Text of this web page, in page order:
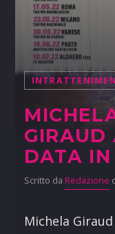
GIRAUD
DATA
Scritto da Redazione
Michela